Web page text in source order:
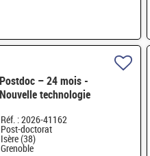
Postdoc – 24 mois -
Nouvelle technologie
H/F
Réf. : 2026-41162
Post-doctorat
Isère (38)
Grenoble